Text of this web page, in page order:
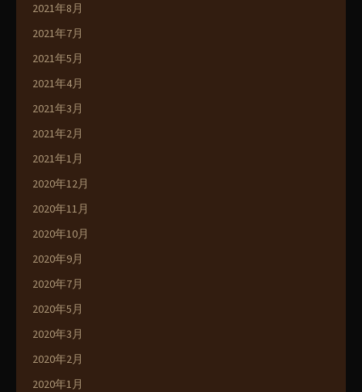
2021年8月
2021年7月
2021年5月
2021年4月
2021年3月
2021年2月
2021年1月
2020年12月
2020年11月
2020年10月
2020年9月
2020年7月
2020年5月
2020年3月
2020年2月
2020年1月